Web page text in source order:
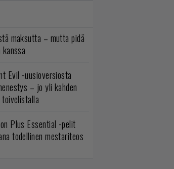
maksutta – mutta pidä
Evil -uusioversiosta
– jo yli kahden
toivelistalla
Plus Essential -pelit
todellinen mestariteos